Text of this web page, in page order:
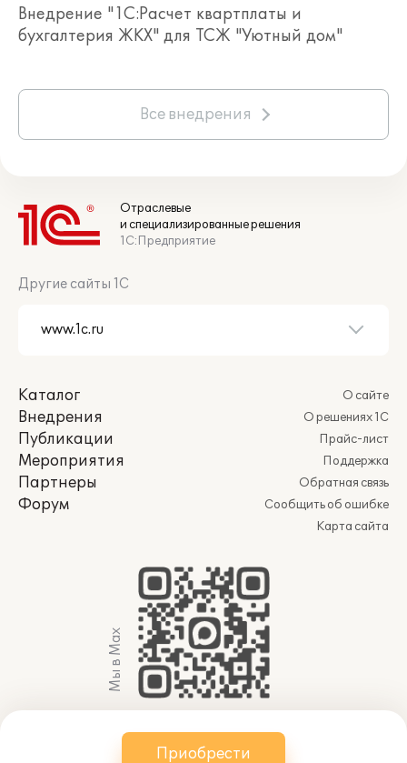
Приобрести
Внедрение "1С:Расчет квартплаты и
бухгалтерия ЖКХ" для ТСЖ "Уютный дом"
Все внедрения
Отраслевые
и специализированные решения
1С:Предприятие
Другие сайты 1С
Каталог
Внедрения
Публикации
Мероприятия
Партнеры
Форум
О сайте
О решениях 1С
Прайс-лист
Поддержка
Обратная связь
Сообщить об ошибке
Карта сайта
Мы в Max
© 2011-2026 АО «Группа 1С» (правопреемник ООО